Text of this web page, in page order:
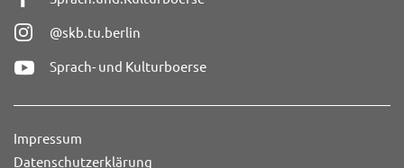
@skb.tu.berlin
Sprach- und Kulturboerse
Impressum
Datenschutzerklärung